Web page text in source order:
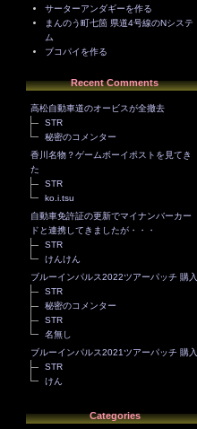
サーターアンダギーを作る
まんのう町七箇 県道4号線のNシステ
ム
ブコパイを作る
Recent Comments
高松自動車道のオービスが全撤去
STR
秘密のコメンター
香川名物？ゲームボーイポストを見てき
た
STR
ko.i.tsu
自動車免許証の更新でマイナンバーカー
ドと連携してきましたが・・・
STR
けんけん
ブルーインパルス2022ツアーパッチ 購入
STR
秘密のコメンター
STR
名無し
ブルーインパルス2021ツアーパッチ 購入
STR
けん
Categories